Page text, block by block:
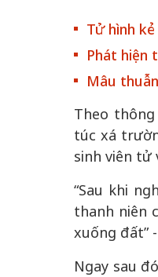
Tử hình
Phát hiện
Mâu
Theo
túc xá
sinh viên tử
“Sau khi
thanh niên
xuống đất”
Ngay sau
50 năm
nhập
nguồn nội
tạo | Kỳ 4:
làm nên